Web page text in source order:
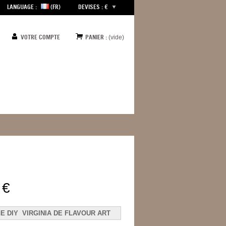
LANGUAGE : (FR) DEVISES : €
VOTRE COMPTE PANIER : (vide)
DIY VIRGINIA DE FLAVOUR ART